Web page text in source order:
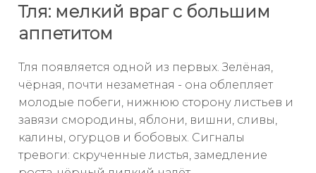
Тля: мелкий враг с большим
аппетитом
Тля появляется одной из первых. Зелёная,
чёрная, почти незаметная - она облепляет
молодые побеги, нижнюю сторону листьев и
завязи смородины, яблони, вишни, сливы,
калины, огурцов и бобовых. Сигналы
тревоги: скрученные листья, замедление